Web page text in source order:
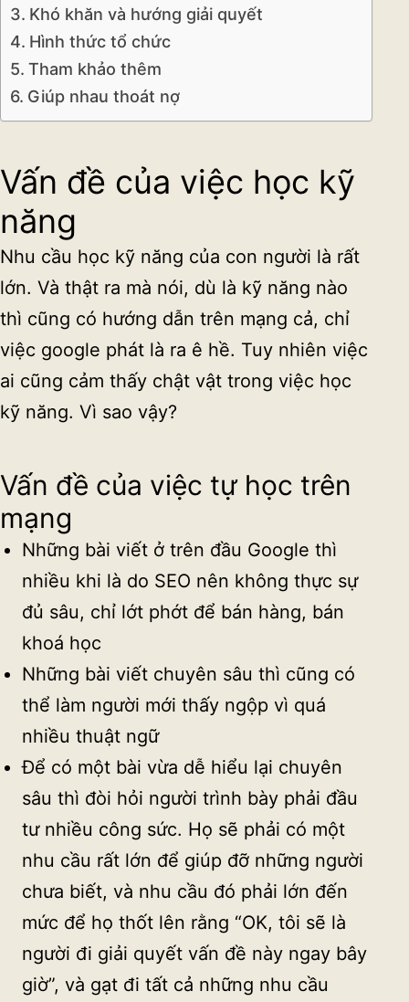
Khó khăn và hướng giải quyết
Hình thức tổ chức
Tham khảo thêm
Giúp nhau thoát nợ
Vấn đề của việc học kỹ
năng
Nhu cầu học kỹ năng của con người là rất
lớn. Và thật ra mà nói, dù là kỹ năng nào
thì cũng có hướng dẫn trên mạng cả, chỉ
việc google phát là ra ê hề. Tuy nhiên việc
ai cũng cảm thấy chật vật trong việc học
kỹ năng. Vì sao vậy?
Vấn đề của việc tự học trên
mạng
Những bài viết ở trên đầu Google thì
nhiều khi là do SEO nên không thực sự
đủ sâu, chỉ lớt phớt để bán hàng, bán
khoá học
Những bài viết chuyên sâu thì cũng có
thể làm người mới thấy ngộp vì quá
nhiều thuật ngữ
Để có một bài vừa dễ hiểu lại chuyên
sâu thì đòi hỏi người trình bày phải đầu
tư nhiều công sức. Họ sẽ phải có một
nhu cầu rất lớn để giúp đỡ những người
chưa biết, và nhu cầu đó phải lớn đến
mức để họ thốt lên rằng “OK, tôi sẽ là
người đi giải quyết vấn đề này ngay bây
giờ”, và gạt đi tất cả những nhu cầu